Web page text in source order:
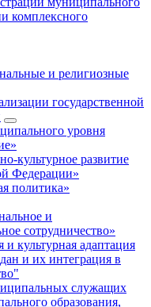
комплексного
и религиозные
государственной
уровня
культурное развитие
Федерации»
политика»
и
сотрудничество»
культурная адаптация
и их интеграция в
служащих
образования,